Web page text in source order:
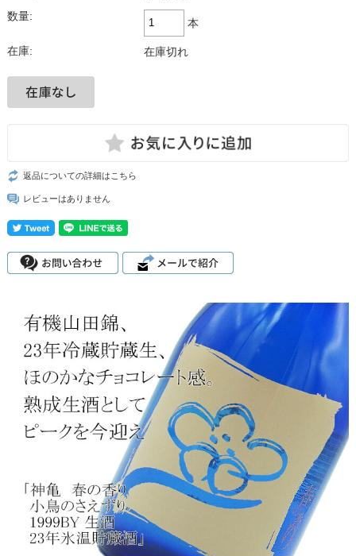
数量:
本
在庫: 在庫切れ
返品についての詳細はこちら
レビューはありません